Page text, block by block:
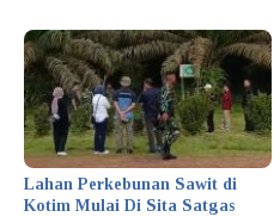
Lahan Perkebunan Sawit di
Kotim Mulai Di Sita Satgas